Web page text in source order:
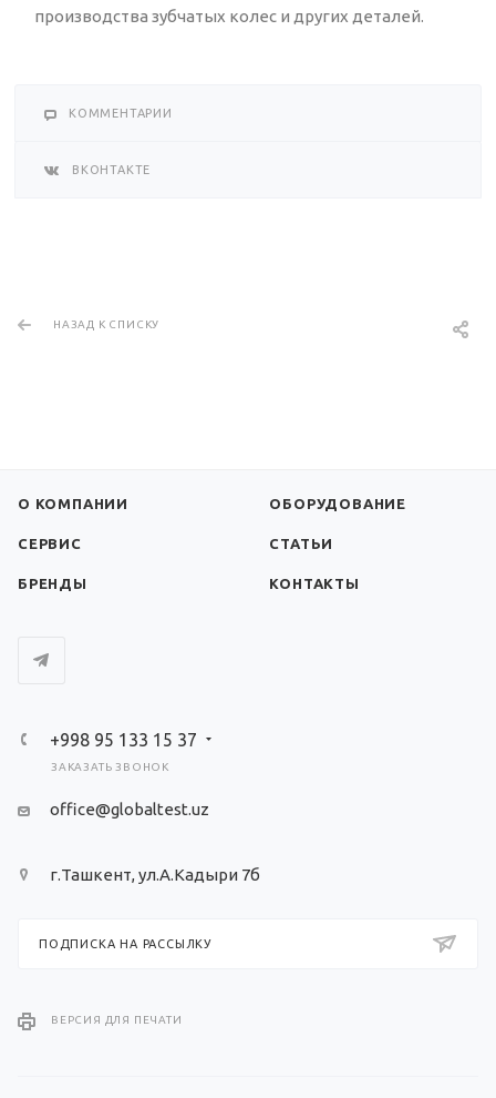
производства зубчатых колес и других деталей.
КОММЕНТАРИИ
ВКОНТАКТЕ
НАЗАД К СПИСКУ
О КОМПАНИИ ОБОРУДОВАНИЕ
СЕРВИС СТАТЬИ
БРЕНДЫ КОНТАКТЫ
+998 95 133 15 37
ЗАКАЗАТЬ ЗВОНОК
office@globaltest.uz
г.Ташкент, ул.А.Кадыри 7б
ПОДПИСКА НА РАССЫЛКУ
ВЕРСИЯ ДЛЯ ПЕЧАТИ